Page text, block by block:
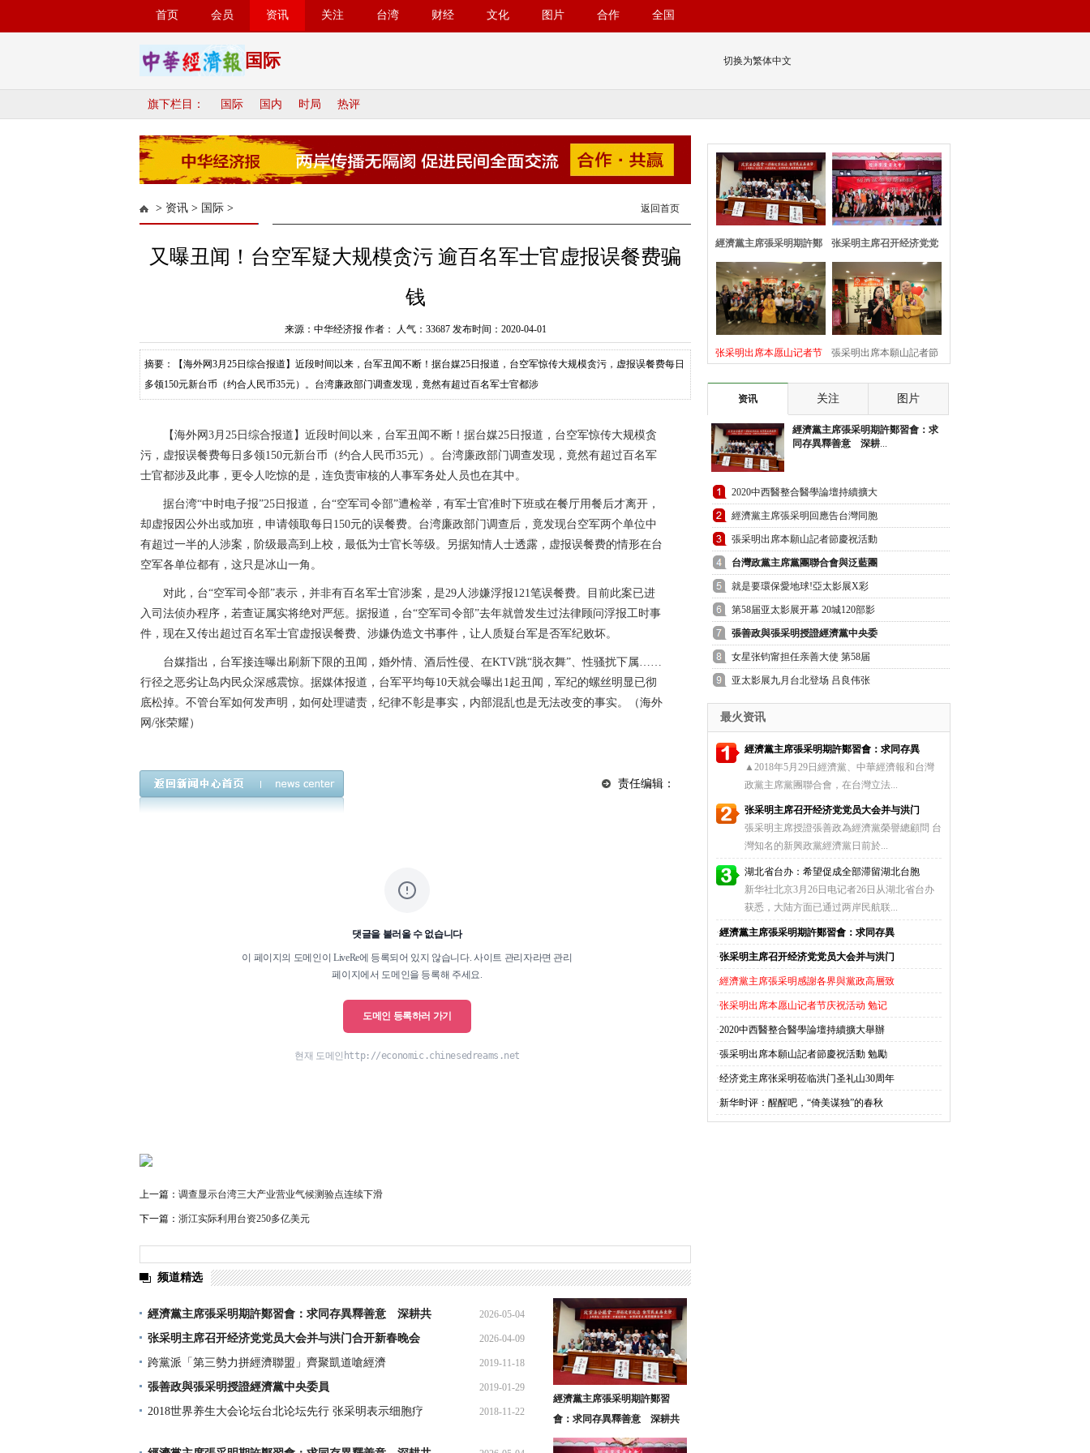
首页 会员 资讯 关注 台湾 财经 文化 图片 合作 全国
国际 切换为繁体中文
旗下栏目： 国际 国内 时局 热评
> 资讯 > 国际 > 返回首页
又曝丑闻！台空军疑大规模贪污 逾百名军士官虚报误餐费骗
钱
来源：中华经济报 作者： 人气：33687 发布时间：2020-04-01
摘要：【海外网3月25日综合报道】近段时间以来，台军丑闻不断！据台媒25日报道，台空军惊传大规模贪污，虚报误餐费每日
多领150元新台币（约合人民币35元）。台湾廉政部门调查发现，竟然有超过百名军士官都涉
【海外网3月25日综合报道】近段时间以来，台军丑闻不断！据台媒25日报道，台空军惊传大规模贪
污，虚报误餐费每日多领150元新台币（约合人民币35元）。台湾廉政部门调查发现，竟然有超过百名军
士官都涉及此事，更令人吃惊的是，连负责审核的人事军务处人员也在其中。
据台湾“中时电子报”25日报道，台“空军司令部”遭检举，有军士官准时下班或在餐厅用餐后才离开，
却虚报因公外出或加班，申请领取每日150元的误餐费。台湾廉政部门调查后，竟发现台空军两个单位中
有超过一半的人涉案，阶级最高到上校，最低为士官长等级。另据知情人士透露，虚报误餐费的情形在台
空军各单位都有，这只是冰山一角。
对此，台“空军司令部”表示，并非有百名军士官涉案，是29人涉嫌浮报121笔误餐费。目前此案已进
入司法侦办程序，若查证属实将绝对严惩。据报道，台“空军司令部”去年就曾发生过法律顾问浮报工时事
件，现在又传出超过百名军士官虚报误餐费、涉嫌伪造文书事件，让人质疑台军是否军纪败坏。
台媒指出，台军接连曝出刷新下限的丑闻，婚外情、酒后性侵、在KTV跳“脱衣舞”、性骚扰下属……
行径之恶劣让岛内民众深感震惊。据媒体报道，台军平均每10天就会曝出1起丑闻，军纪的螺丝明显已彻
底松掉。不管台军如何发声明，如何处理谴责，纪律不彰是事实，内部混乱也是无法改变的事实。（海外
网/张荣耀）
责任编辑：
上一篇： 调查显示台湾三大产业营业气候测验点连续下滑
下一篇： 浙江实际利用台资250多亿美元
频道精选
經濟黨主席張采明期許鄭習會：求同存異釋善意 深耕共 2026-05-04
16:40:59
张采明主席召开经济党党员大会并与洪门合开新春晚会 2026-04-09
21:40:43
跨黨派「第三勢力拼經濟聯盟」齊聚凱道嗆經濟 2019-11-18
15:30:01
張善政與張采明授證經濟黨中央委員 2019-01-29
12:46:36
2018世界养生大会论坛台北论坛先行 张采明表示细胞疗 2018-11-22
經濟黨主席張采明期許鄭習
會：求同存異釋善意 深耕共
經濟黨主席張采明期許鄭
習會：求同存
张采明主席召开经济党党
员大会并与洪
张采明出席本愿山记者节 張采明出席本願山記者節
资讯
关注 图片
經濟黨主席張采明期許鄭習會：求
同存異釋善意 深耕...
2020中西醫整合醫學論壇持續擴大
舉辦 張采明呼籲
經濟黨主席張采明回應告台灣同胞
書40週年43個台
張采明出席本願山記者節慶祝活動
勉勵記者書寫歷
台灣政黨主席黨團聯合會與泛藍團
體 在中正紀念堂
就是要環保愛地球!亞太影展X彩
石珠寶聯手打造綠
第58届亚太影展开幕 20城120部影
片参展
張善政與張采明授證經濟黨中央委
員
女星张钧甯担任亲善大使 第58届
亚太影展颁奖典礼
亚太影展九月台北登场 吕良伟张
敏共襄盛举
最火资讯
經濟黨主席張采明期許鄭習會：求同存異
▲2018年5月29日經濟黨、中華經濟報和台灣
政黨主席黨團聯合會，在台灣立法...
张采明主席召开经济党党员大会并与洪门
張采明主席授證張善政為經濟黨榮譽總顧問 台
灣知名的新興政黨經濟黨日前於...
湖北省台办：希望促成全部滞留湖北台胞
新华社北京3月26日电记者26日从湖北省台办
获悉，大陆方面已通过两岸民航联...
·經濟黨主席張采明期許鄭習會：求同存異
·张采明主席召开经济党党员大会并与洪门
·經濟黨主席張采明感謝各界與黨政高層致
·张采明出席本愿山记者节庆祝活动 勉记
·2020中西醫整合醫學論壇持續擴大舉辦
·張采明出席本願山記者節慶祝活動 勉勵
·经济党主席张采明莅临洪门圣礼山30周年
·新华时评：醒醒吧，“倚美谋独”的春秋